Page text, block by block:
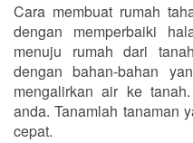
Cara membuat rumah
dengan memperbaiki
menuju rumah dari
dengan bahan-bahan
mengalirkan air ke
anda. Tanamlah tanaman
cepat.